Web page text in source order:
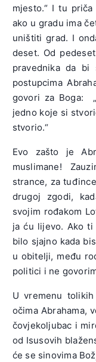
mjesto.“ I tu
ako u gradu ima
uništiti grad. I
deset. Od
pravednika da bi
postupcima
govori za Boga:
jedno koje si
stvorio.“
Evo zašto je
muslimane!
strance, za
drugoj zgodi,
svojim rođakom
ja ću lijevo. Ako ti
bilo sjajno kada
u obitelji, među
politici i ne
U vremenu
očima Abrahama,
čovjekoljubac i
od Isusovih
će se sinovima